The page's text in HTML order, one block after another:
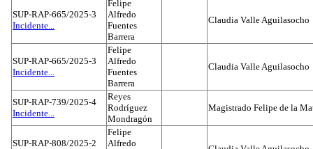
SUP-RAP-665/2025-3
Incidente...
Felipe
Alfredo
Fuentes
Barrera
Claudia Valle Aguilasocho
SUP-RAP-665/2025-3
Incidente...
Felipe
Alfredo
Fuentes
Barrera
Claudia Valle Aguilasocho
SUP-RAP-739/2025-4
Incidente...
Reyes
Rodríguez
Mondragón
Magistrado Felipe de la
SUP-RAP-808/2025-2
Felipe
Alfredo